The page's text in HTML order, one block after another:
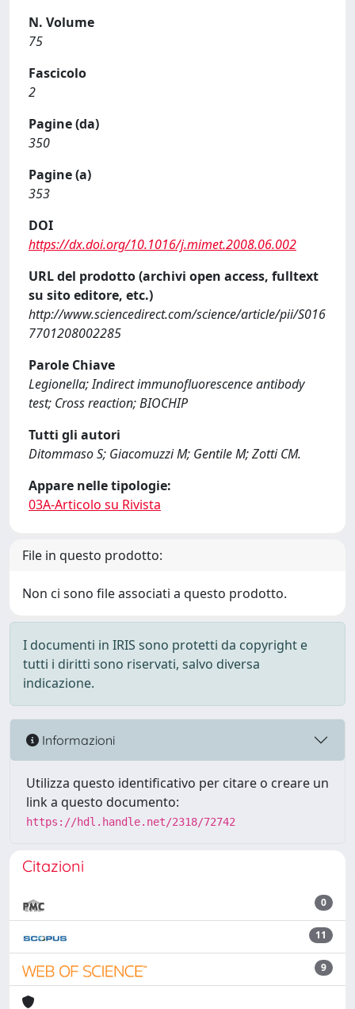
N. Volume
75
Fascicolo
2
Pagine (da)
350
Pagine (a)
353
DOI
https://dx.doi.org/10.1016/j.mimet.2008.06.002
URL del prodotto (archivi open access, fulltext
su sito editore, etc.)
http://www.sciencedirect.com/science/article/pii/S016
7701208002285
Parole Chiave
Legionella; Indirect immunofluorescence antibody
test; Cross reaction; BIOCHIP
Tutti gli autori
Ditommaso S; Giacomuzzi M; Gentile M; Zotti CM.
Appare nelle tipologie:
03A-Articolo su Rivista
File in questo prodotto:
Non ci sono file associati a questo prodotto.
I documenti in IRIS sono protetti da copyright e
tutti i diritti sono riservati, salvo diversa
indicazione.
Informazioni
Utilizza questo identificativo per citare o creare un
link a questo documento:
https://hdl.handle.net/2318/72742
Citazioni
0
11
9